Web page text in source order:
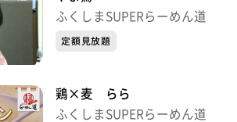
ふくしまSUPERらーめん道
定額見放題
鶏×麦 らら
ふくしまSUPERらーめん道